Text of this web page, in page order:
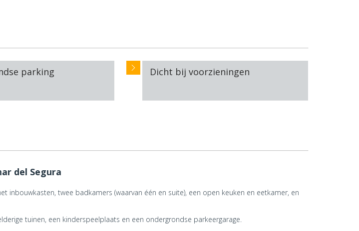
parking Dicht bij voorzieningen
del Segura
twee badkamers (waarvan één en suite), een open keuken en eetkamer, en
tuinen, een kinderspeelplaats en een ondergrondse parkeergarage.